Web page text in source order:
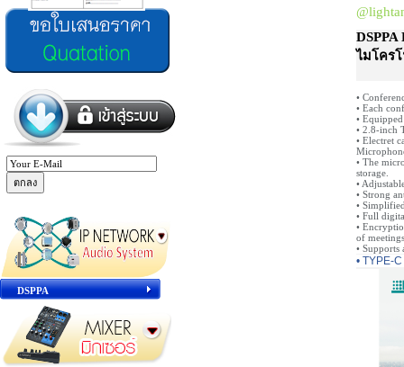
DSPPA
DSPPA
ไมโคร
•
• Each
•
• 2.8-inch
• Electret
• The
storage.
•
• Strong
•
• Full
•
of
• Supports
• TYPE-